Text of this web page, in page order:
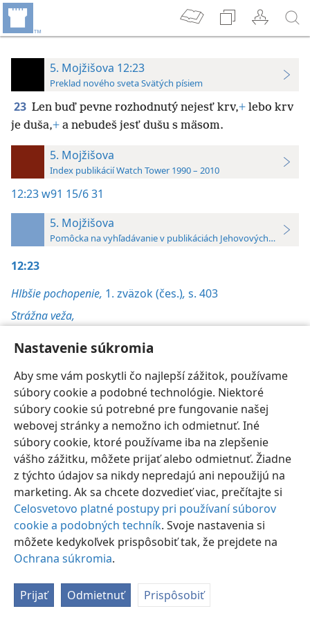
Nastavenie súkromia
Aby sme vám poskytli čo najlepší zážitok, používame
súbory cookie a podobné technológie. Niektoré
súbory cookie sú potrebné pre fungovanie našej
webovej stránky a nemožno ich odmietnuť. Iné
súbory cookie, ktoré používame iba na zlepšenie
vášho zážitku, môžete prijať alebo odmietnuť. Žiadne
z týchto údajov sa nikdy nepredajú ani nepoužijú na
marketing. Ak sa chcete dozvedieť viac, prečítajte si
Celosvetovo platné postupy pri používaní súborov
cookie a podobných techník. Svoje nastavenia si
môžete kedykoľvek prispôsobiť tak, že prejdete na
Ochrana súkromia.
Prijať Odmietnuť Prispôsobiť
5. Mojžišova 12:23
Preklad nového sveta Svätých písiem
23 Len buď pevne rozhodnutý nejesť krv,+ lebo krv
je duša,+ a nebudeš jesť dušu s mäsom.
5. Mojžišova
Index publikácií Watch Tower 1990 – 2010
12:23w91 15/6 31
5. Mojžišova
Pomôcka na vyhľadávanie v publikáciách Jehovových svedkov
12:23
Hlbšie pochopenie, 1. zväzok (čes.), s. 403
Strážna veža,
15/6/1991, s. 31
Slovenčina Nastavenia
Copyright © 2026 Watch Tower Bible and Tract Society of Pennsylvania
Podmienky používania Ochrana súkromia
Nastavenie súkromia
JW.ORG
Prihlásiť sa